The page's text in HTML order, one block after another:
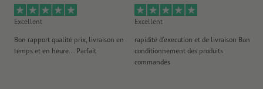
Excellent
Bon rapport qualité prix, livraison en
temps et en heure... Parfait
Excellent
rapidité d'execution et de livraison Bon
conditionnement des produits
commandés